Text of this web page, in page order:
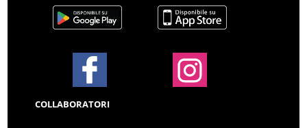
COLLABORATORI